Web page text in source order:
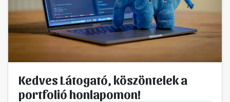
Kedves Látogató, köszöntelek a
portfolió honlapomon!